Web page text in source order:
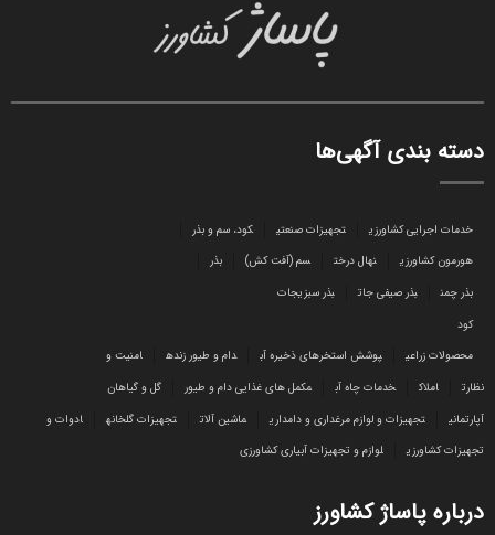
دسته بندی آگهی‌ها
خدمات اجرایی کشاورزی تجهیزات صنعتی
کود، سم و بذر
هورمون کشاورزی
نهال درخت سم (آفت کش)
بذر
بذر چمن
بذر صیفی جات
بذر سبزیجات
کود
محصولات زراعی
پوشش استخرهای ذخیره آب دام و طیور زنده
امنیت و
نظارت
املاک خدمات چاه آب مکمل های غذایی دام و طیور
گل و گیاهان
آپارتمانی
تجهیزات و لوازم مرغداری و دامداری ماشین آلات تجهیزات گلخانه
ادوات و
تجهیزات کشاورزی
لوازم و تجهیزات آبیاری کشاورزی
درباره پاساژ کشاورز